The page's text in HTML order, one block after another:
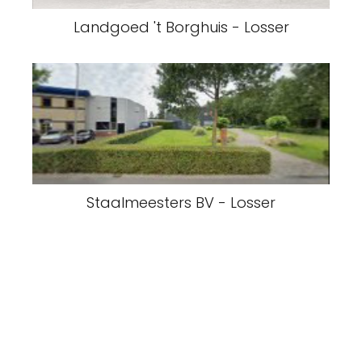
Landgoed 't Borghuis - Losser
Staalmeesters BV - Losser